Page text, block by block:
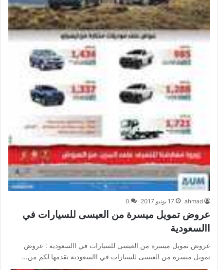
ahmad 17 يونيو,2017 0
عروض تمويل ميسرة من العيسى للسيارات في
االسعودية
عروض تمويل ميسرة من العيسى للسيارات في االسعودية : عروض
تمويل ميسرة من العيسى للسيارات في االسعودية نقدمها لكم من…